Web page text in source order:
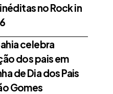
no Rock in
celebra
dos pais em
de Dia dos Pais
Gomes